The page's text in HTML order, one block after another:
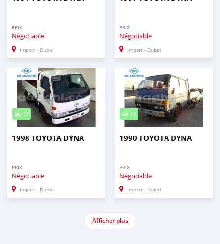
PRIX
Négociable
Import - Dubai
PRIX
Négociable
Import - Dubai
15
1998 TOYOTA DYNA
PRIX
Négociable
Import - Dubai
12
1990 TOYOTA DYNA
PRIX
Négociable
Import - Dubai
Afficher plus